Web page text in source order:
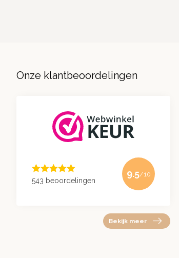
Onze klantbeoordelingen
543 beoordelingen
9.5/10
Bekijk meer